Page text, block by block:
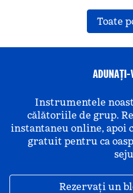
Toate
ADUNAȚI-
Instrumentele
călătoriile de grup.
instantaneu online, apoi
gratuit pentru ca
Rezervați un